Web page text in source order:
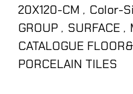
20X120-CM , Color-
GROUP , SURFACE ,
CATALOGUE
PORCELAIN TILES